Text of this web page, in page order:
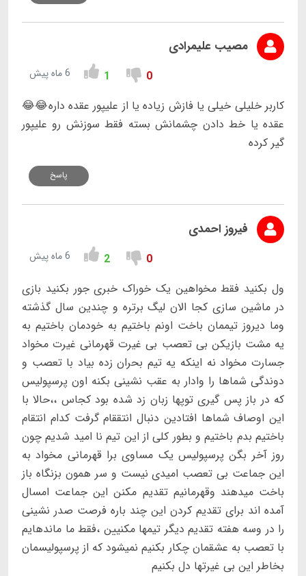
مصیب علیمرادی
0
1 6 ماه پیش
کاربر خلیلی خیلی یا فازش زیاده یا از علیپور عقده داره😂😂
عقده یا خط دادن چشمانش بسته فقط سوزنش رو علیپور
گیر کرده
پاسخ
فیروز احمدی
0
2 6 ماه پیش
ول بکنید فقط مخواهین یک خوراک خبری جور بکنید بازی
در ماشین سازی کجا الان لیگ برتره و چندین سال گذشته
وما دیروز تیممان باخت اونم باختیم به خودمان باختیم به
یه مشت بازیکن بی تعصب بی غیرت قهرمانی غیرت مخواد
جسارت مخواد نه اینکه یه تیم بحران زده بیاد با تعصب و
دوندگی شماها را وادار به عقب نشینی بکنه اون پرسپولیس
که در باز پس گیری توپها زبان زد شده بود کجاس ،،حالا با
این اوصاف شماها افتادین دنبال انتققام گرفت کدام انتقام
باختیم بدم باختیم و بطور کلی از این تیم نا امید شدیم چون
روز آخر بگن پرسپولیس یک مساوی برا قهرمانی مخواد به
این جماعت بی تعصب امیدی نیست و سر همون بزنگاه باز
باخت میدهند وقهرمانیم تقدیم مکنن این جماعت امسال
آمده اند برای تقدیم کردن این چند باره فرصت صدر نشینی
را در وسه هفته تقدیم دیگر تیمها مکنیین ،فقط ما ماندهایم
با تعصب به عشقمان چکار بکنیم نمیشود که از پرسپولیسمان
بخاطر این بی غیرتها دل بکنیم